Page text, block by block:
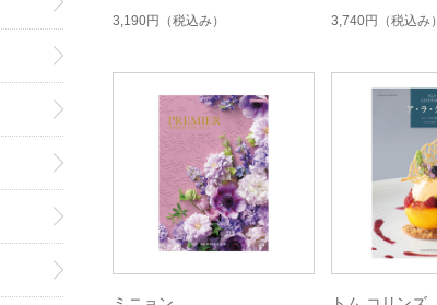
3,190円 （税込み） 3,740円 （税込み）